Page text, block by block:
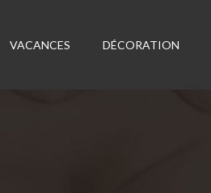
VACANCES DÉCORATION